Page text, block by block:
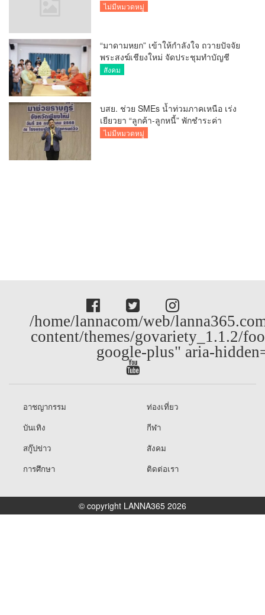
ไม่มีหมวดหมู่
“มาดามหยก” เข้าให้กำลังใจ ถวายปัจจัย
พระสงฆ์เชียงใหม่ จัดประชุมทำบัญชี
รายรับรายจ่ายของวัด กว่า 300 รูป ที่วัด
สังคม
บสย. ช่วย SMEs น้ำท่วมภาคเหนือ เร่ง
เยียวยา “ลูกค้า-ลูกหนี้” พักชำระค่า
ธรรมเนียม-ค่างวด
ไม่มีหมวดหมู่
/home/lannacom/web/
content/themes/govariety_1.1.2/
google-plus" aria-
อาชญากรรม
ท่องเที่ยว
บันเทิง
กีฬา
สกู๊ปข่าว
สังคม
การศึกษา
ติดต่อเรา
© copyright LANNA365 2026